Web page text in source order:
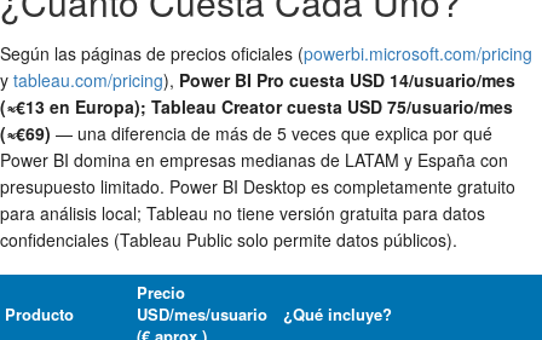
Según las páginas de precios oficiales (powerbi.microsoft.com/pricing
y tableau.com/pricing), Power BI Pro cuesta USD 14/usuario/mes
(≈€13 en Europa); Tableau Creator cuesta USD 75/usuario/mes
(≈€69) — una diferencia de más de 5 veces que explica por qué
Power BI domina en empresas medianas de LATAM y España con
presupuesto limitado. Power BI Desktop es completamente gratuito
para análisis local; Tableau no tiene versión gratuita para datos
confidenciales (Tableau Public solo permite datos públicos).
Producto
Precio
USD/mes/usuario
¿Qué incluye?